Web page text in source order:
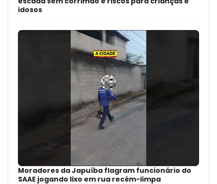
idosos
Moradores da Japuíba flagram funcionário do
SAAE jogando lixo em rua recém-limpa